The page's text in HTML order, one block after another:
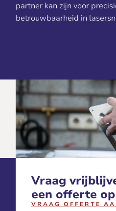
partner kan zijn voor
betrouwbaarheid in
Vraag
een offerte
VRAAG OFFERTE